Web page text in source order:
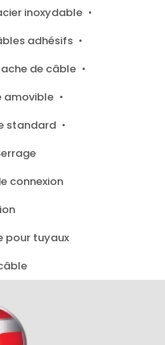
inoxydable
adhésifs
de câble
amovible
standard
connexion
pour tuyaux